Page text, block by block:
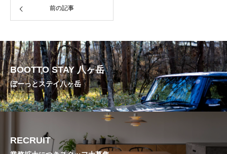
前の記事
BOOTTO STAY 八ヶ岳
ぼーっとステイ八ヶ岳
RECRUIT